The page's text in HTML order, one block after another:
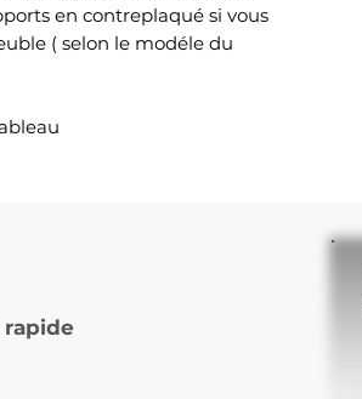
en contreplaqué si vous
( selon le modéle du
rapide